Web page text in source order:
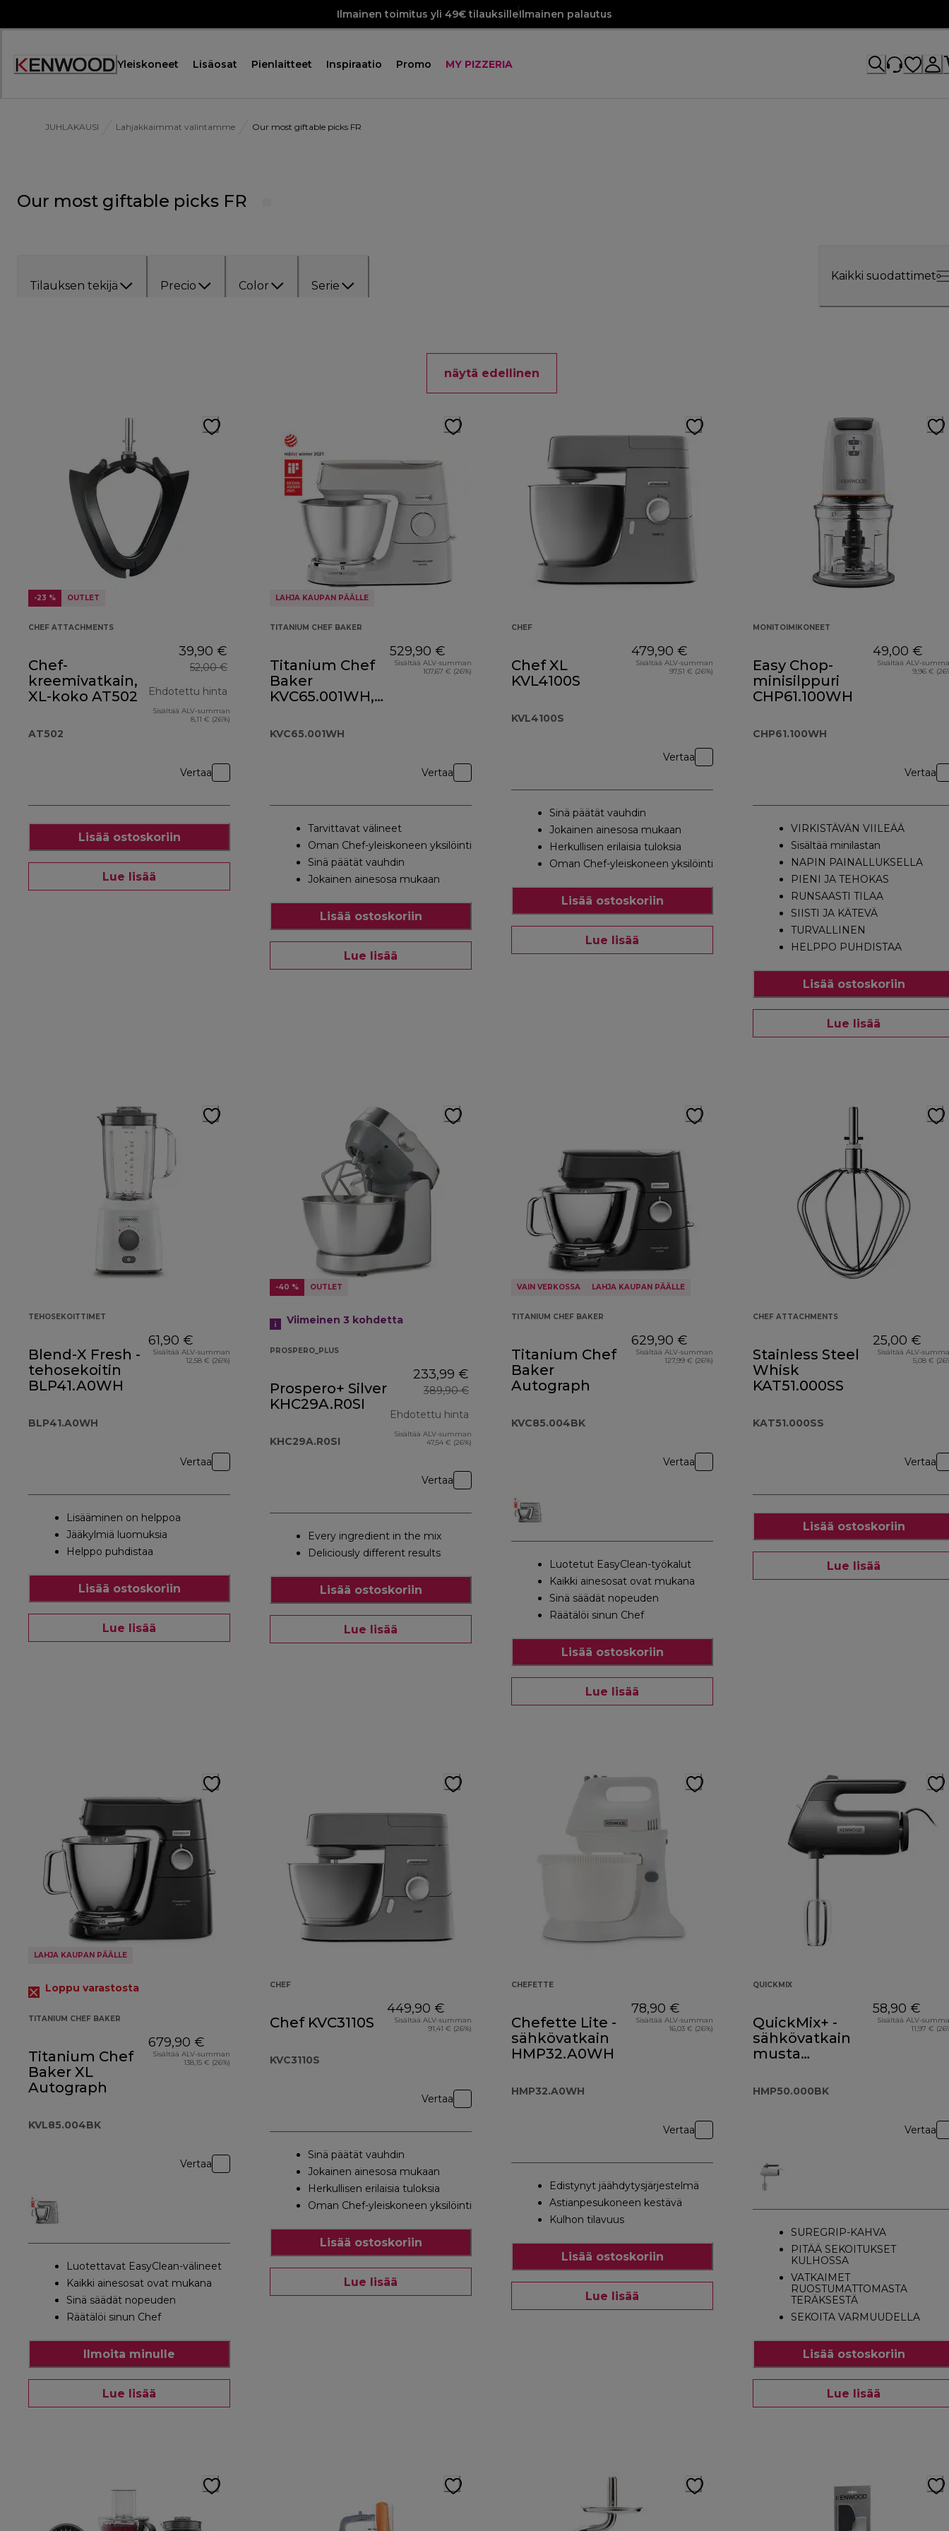
Ilmainen toimitus yli 49€ tilauksilleIlmainen palautus
Yleiskoneet Lisäosat Pienlaitteet Inspiraatio Promo MY PIZZERIA
JUHLAKAUSI Lahjakkaimmat valintamme Our most giftable picks FR
Our most giftable picks FR
Tilauksen tekijä Precio Color Serie
Kaikki suodattimet
näytä edellinen
-23 % OUTLET
CHEF ATTACHMENTS
Chef-
kreemivatkain,
XL-koko AT502
AT502
39,90 €
52,00 €
Ehdotettu hinta
alkuperäinen hinta 52,00 €
Sisältää ALV-summan
8,11 € (26%)
Vertaa
Lisää ostoskoriin
Lue lisää
LAHJA KAUPAN PÄÄLLE
TITANIUM CHEF BAKER
Titanium Chef
Baker
KVC65.001WH,
KVC65.001WH
529,90 €
Sisältää ALV-summan
107,67 € (26%)
Vertaa
Tarvittavat välineet
Oman Chef-yleiskoneen yksilöinti
Sinä päätät vauhdin
Jokainen ainesosa mukaan
Lisää ostoskoriin
Lue lisää
CHEF
Chef XL
KVL4100S
KVL4100S
479,90 €
Sisältää ALV-summan
97,51 € (26%)
Vertaa
Sinä päätät vauhdin
Jokainen ainesosa mukaan
Herkullisen erilaisia tuloksia
Oman Chef-yleiskoneen yksilöinti
Lisää ostoskoriin
Lue lisää
MONITOIMIKONEET
Easy Chop-
minisilppuri
CHP61.100WH
CHP61.100WH
49,00 €
Sisältää ALV-
9,96 €
Vertaa
VIRKISTÄVÄN VIILEÄÄ
Sisältää minilastan
NAPIN PAINALLUKSELLA
PIENI JA TEHOKAS
RUNSAASTI TILAA
SIISTI JA KÄTEVÄ
TURVALLINEN
HELPPO PUHDISTAA
Lisää ostoskoriin
Lue lisää
TEHOSEKOITTIMET
Blend-X Fresh -
tehosekoitin
BLP41.A0WH
BLP41.A0WH
61,90 €
Sisältää ALV-summan
12,58 € (26%)
Vertaa
Lisääminen on helppoa
Jääkylmiä luomuksia
Helppo puhdistaa
Lisää ostoskoriin
Lue lisää
-40 % OUTLET
Viimeinen 3 kohdetta
PROSPERO_PLUS
Prospero+ Silver
KHC29A.R0SI
KHC29A.R0SI
233,99 €
389,90 €
Ehdotettu hinta
alkuperäinen hinta 389,90 €
Sisältää ALV-summan
47,54 € (26%)
Vertaa
Every ingredient in the mix
Deliciously different results
Lisää ostoskoriin
Lue lisää
VAIN VERKOSSA LAHJA KAUPAN PÄÄLLE
TITANIUM CHEF BAKER
Titanium Chef
Baker
Autograph
KVC85.004BK
629,90 €
Sisältää ALV-summan
127,99 € (26%)
Vertaa
Luotetut EasyClean-työkalut
Kaikki ainesosat ovat mukana
Sinä säädät nopeuden
Räätälöi sinun Chef
Lisää ostoskoriin
Lue lisää
CHEF ATTACHMENTS
Stainless Steel
Whisk
KAT51.000SS
KAT51.000SS
25,00 €
Sisältää ALV-
5,08 €
Vertaa
Lisää ostoskoriin
Lue lisää
LAHJA KAUPAN PÄÄLLE
Loppu varastosta
TITANIUM CHEF BAKER
Titanium Chef
Baker XL
Autograph
KVL85.004BK
679,90 €
Sisältää ALV-summan
138,15 € (26%)
Vertaa
Luotettavat EasyClean-välineet
Kaikki ainesosat ovat mukana
Sinä säädät nopeuden
Räätälöi sinun Chef
Ilmoita minulle
Lue lisää
CHEF
Chef KVC3110S
KVC3110S
449,90 €
Sisältää ALV-summan
91,41 € (26%)
Vertaa
Sinä päätät vauhdin
Jokainen ainesosa mukaan
Herkullisen erilaisia tuloksia
Oman Chef-yleiskoneen yksilöinti
Lisää ostoskoriin
Lue lisää
CHEFETTE
Chefette Lite -
sähkövatkain
HMP32.A0WH
HMP32.A0WH
78,90 €
Sisältää ALV-summan
16,03 € (26%)
Vertaa
Edistynyt jäähdytysjärjestelmä
Astianpesukoneen kestävä
Kulhon tilavuus
Lisää ostoskoriin
Lue lisää
QUICKMIX
QuickMix+ -
sähkövatkain
musta
HMP50.000BK
58,90 €
Sisältää ALV-
11,97 €
Vertaa
SUREGRIP-KAHVA
PITÄÄ SEKOITUKSET
KULHOSSA
VATKAIMET
RUOSTUMATTOMASTA
TERÄKSESTÄ
SEKOITA VARMUUDELLA
Lisää ostoskoriin
Lue lisää